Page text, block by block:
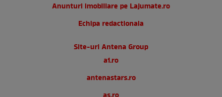
Anunturi imobiliare pe Lajumate.ro
Echipa redactionala
Site-uri Antena Group
a1.ro
antenastars.ro